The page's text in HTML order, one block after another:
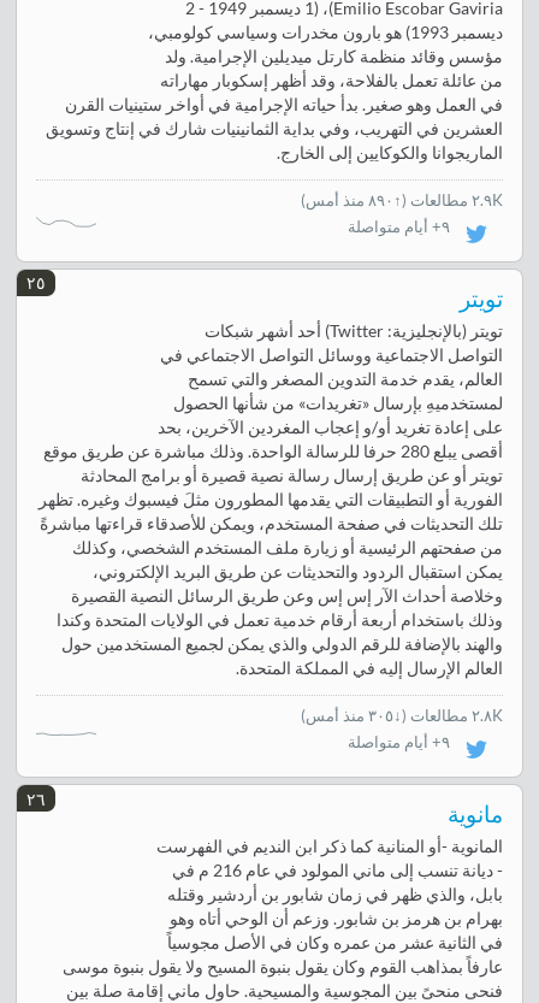
Emilio Escobar Gaviria)، (1 ديسمبر 1949 - 2
ديسمبر 1993) هو بارون مخدرات وسياسي كولومبي،
مؤسس وقائد منظمة كارتل ميديلين الإجرامية. ولد
من عائلة تعمل بالفلاحة، وقد أظهر إسكوبار مهاراته
في العمل وهو صغير. بدأ حياته الإجرامية في أواخر ستينيات القرن
العشرين في التهريب، وفي بداية الثمانينيات شارك في إنتاج وتسويق
الماريجوانا والكوكايين إلى الخارج.
٢.٩K مطالعات (↑٨٩٠ منذ أمس
)
٩+ أيام متواصلة
٢٥
تويتر
تويتر (بالإنجليزية: Twitter) أحد أشهر شبكات
التواصل الاجتماعية ووسائل التواصل الاجتماعي في
العالم، يقدم خدمة التدوين المصغر والتي تسمح
لمستخدميهِ بإرسال «تغريدات» من شأنها الحصول
على إعادة تغريد أو/و إعجاب المغردين الآخرين، بحد
أقصى يبلع 280 حرفا للرسالة الواحدة. وذلك مباشرة عن طريق موقع
تويتر أو عن طريق إرسال رسالة نصية قصيرة أو برامج المحادثة
الفورية أو التطبيقات التي يقدمها المطورون مثلَ فيسبوك وغيره. تظهر
تلك التحديثات في صفحة المستخدم، ويمكن للأصدقاء قراءتها مباشرةً
من صفحتهم الرئيسية أو زيارة ملف المستخدم الشخصي، وكذلك
يمكن استقبال الردود والتحديثات عن طريق البريد الإلكتروني،
وخلاصة أحداث الآر إس إس وعن طريق الرسائل النصية القصيرة
وذلك باستخدام أربعة أرقام خدمية تعمل في الولايات المتحدة وكندا
والهند بالإضافة للرقم الدولي والذي يمكن لجميع المستخدمين حول
العالم الإرسال إليه في المملكة المتحدة.
٢.٨K مطالعات (↓٣٠٥ منذ أمس
)
٩+ أيام متواصلة
٢٦
مانوية
المانوية -أو المنانية كما ذكر ابن النديم في الفهرست
- ديانة تنسب إلى ماني المولود في عام 216 م في
بابل، والذي ظهر في زمان شابور بن أردشير وقتله
بهرام بن هرمز بن شابور. وزعم أن الوحي أتاه وهو
في الثانية عشر من عمره وكان في الأصل مجوسياً
عارفاً بمذاهب القوم وكان يقول بنبوة المسيح ولا يقول بنبوة موسى
فنحى منحىً بين المجوسية والمسيحية. حاول ماني إقامة صلة بين